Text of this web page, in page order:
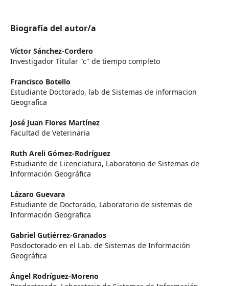
Biografía del autor/a
Víctor Sánchez-Cordero
Investigador Titular "c" de tiempo completo
Francisco Botello
Estudiante Doctorado, lab de Sistemas de informacion
Geografica
José Juan Flores Martínez
Facultad de Veterinaria
Ruth Areli Gómez-Rodríguez
Estudiante de Licenciatura, Laboratorio de Sistemas de
Información Geográfica
Lázaro Guevara
Estudiante de Doctorado, Laboratorio de sistemas de
Información Geografica
Gabriel Gutiérrez-Granados
Posdoctorado en el Lab. de Sistemas de Información
Geográfica
Ángel Rodríguez-Moreno